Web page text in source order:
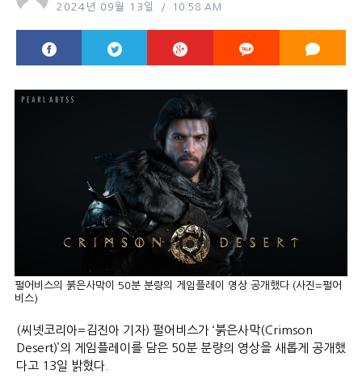
2024년 09월 13일 10:58 AM
펄어비스의 붉은사막이 50분 분량의 게임플레이 영상 공개했다 (사진=펄어
비스)
(씨넷코리아=김진아 기자) 펄어비스가 ‘붉은사막(Crimson
Desert)’의 게임플레이를 담은 50분 분량의 영상을 새롭게 공개했
다고 13일 밝혔다.